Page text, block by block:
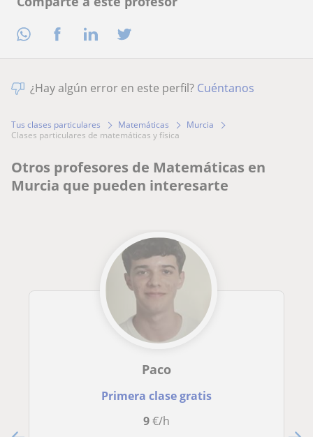
¿Hay algún error en este perfil? Cuéntanos
Tus clases particulares Matemáticas
Murcia
clases particulares de matemáticas y física
Otros profesores de Matemáticas en
Murcia que pueden interesarte
Paco
Primera clase gratis
9€/h